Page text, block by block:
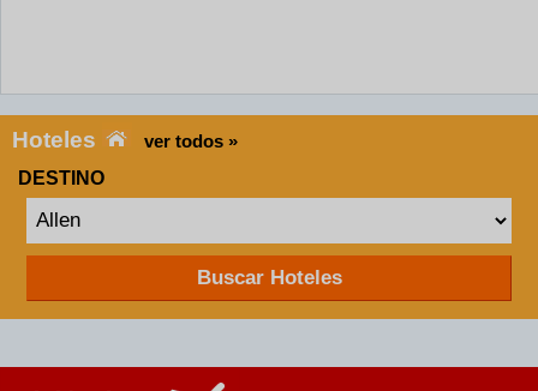
Hoteles
ver todos »
DESTINO
Buscar Hoteles